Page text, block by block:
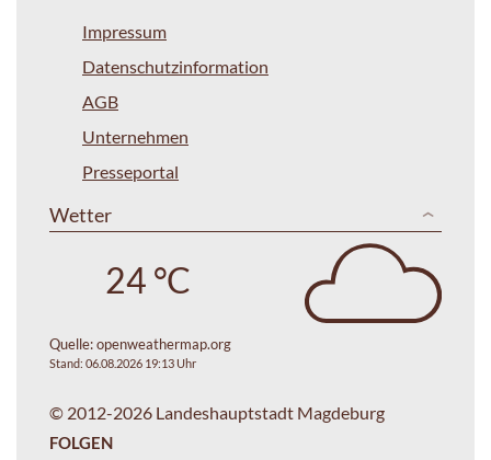
Impressum
Datenschutzinformation
AGB
Unternehmen
Presseportal
Wetter
24 °C
Quelle:openweathermap.org
Stand: 06.08.2026 19:13 Uhr
© 2012-2026 Landeshauptstadt Magdeburg
FOLGEN